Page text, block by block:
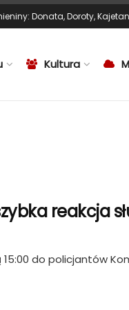
: Donata,Doroty,
Kultura
reakcja
do policjantów